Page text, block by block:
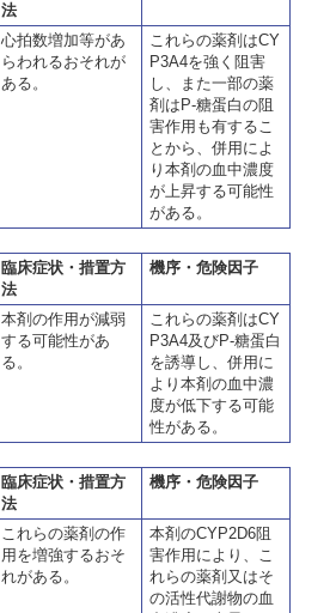
法
心拍数増加等があ
らわれるおそれが
ある。
これらの薬剤はCY
P3A4を強く阻害
し、また一部の薬
剤はP-糖蛋白の阻
害作用も有するこ
とから、併用によ
り本剤の血中濃度
が上昇する可能性
がある。
臨床症状・措置方
法
機序・危険因子
本剤の作用が減弱
する可能性があ
る。
これらの薬剤はCY
P3A4及びP-糖蛋白
を誘導し、併用に
より本剤の血中濃
度が低下する可能
性がある。
臨床症状・措置方
法
機序・危険因子
これらの薬剤の作
用を増強するおそ
れがある。
本剤のCYP2D6阻
害作用により、こ
れらの薬剤又はそ
の活性代謝物の血